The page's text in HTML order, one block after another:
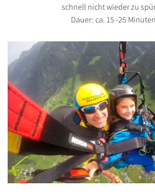
schnell nicht wieder zu
Dauer: ca. 15 -25